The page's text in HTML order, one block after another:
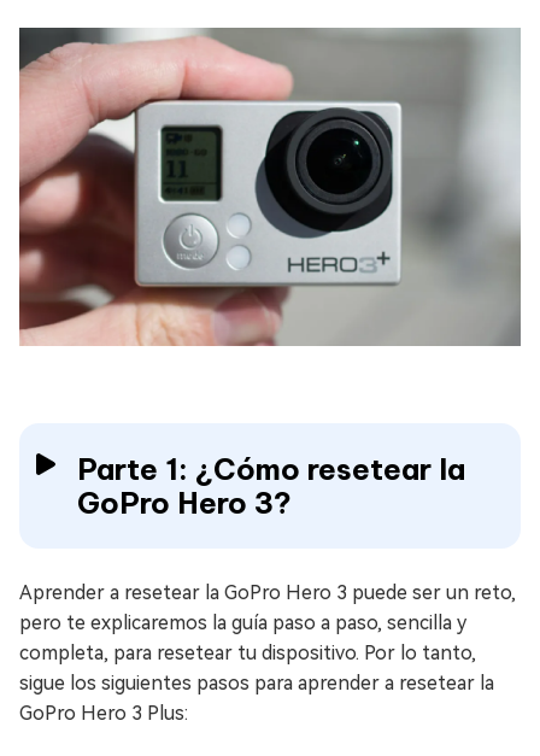
Parte 1: ¿Cómo resetear la
GoPro Hero 3?
Aprender a resetear la GoPro Hero 3 puede ser un reto,
pero te explicaremos la guía paso a paso, sencilla y
completa, para resetear tu dispositivo. Por lo tanto,
sigue los siguientes pasos para aprender a resetear la
GoPro Hero 3 Plus: